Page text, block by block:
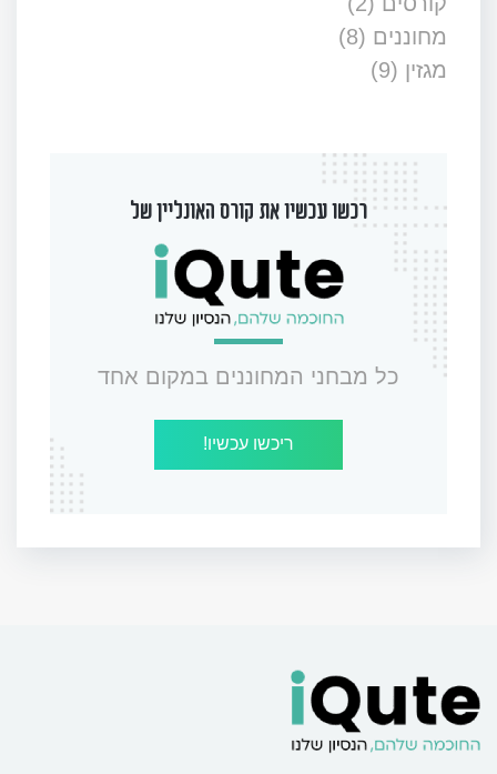
מחוננים (8)
מגזין (9)
רכשו עכשיו את קורס האונליין של
כל מבחני המחוננים במקום אחד
ריכשו עכשיו!